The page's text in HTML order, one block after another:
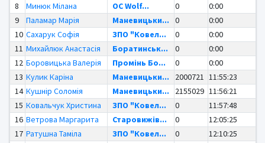
8
Минюк Мілана OC Wolf... 0
0:00
9
Паламар Марія Маневицьки... 0
0:00
10 Сахарук Софія ЗПО "Ковел... 0
0:00
11 Михайлюк Анастасія Боратинськ... 0
0:00
12 Боровицька Валерія Промінь Бо... 0
0:00
13 Кулик Каріна Маневицьки... 2000721 11:55:23
14 Кушнір Соломія Маневицьки... 2155029 11:56:21
15 Ковальчук Христина ЗПО "Ковел... 0
11:57:48
16 Ветрова Маргарита Старовижів... 0
12:05:25
17 Ратушна Таміла ЗПО "Ковел... 0
12:10:25